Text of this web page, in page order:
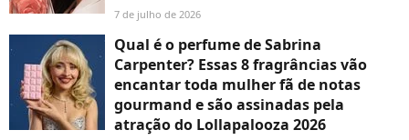
7 de julho de 2026
Qual é o perfume de Sabrina
Carpenter? Essas 8 fragrâncias vão
encantar toda mulher fã de notas
gourmand e são assinadas pela
atração do Lollapalooza 2026